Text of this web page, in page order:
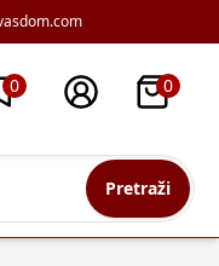
0 0
Pretraži